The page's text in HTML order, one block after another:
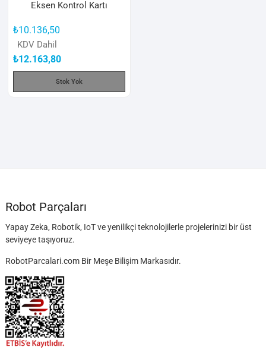
Eksen Kontrol Kartı
₺10.136,50
KDV Dahil
₺12.163,80
Stok Yok
Robot Parçaları
Yapay Zeka, Robotik, IoT ve yenilikçi teknolojilerle projelerinizi bir üst
seviyeye taşıyoruz.
RobotParcalari.com Bir Meşe Bilişim Markasıdır.